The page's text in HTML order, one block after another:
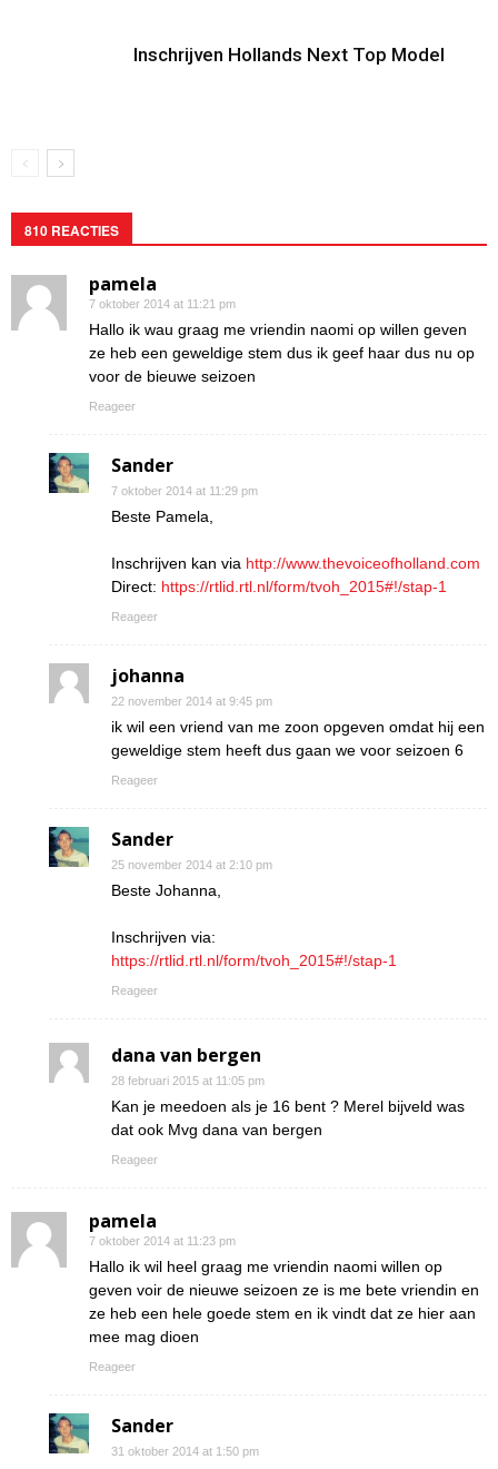
Inschrijven Hollands Next Top Model
810 REACTIES
pamela
7 oktober 2014 at 11:21 pm
Hallo ik wau graag me vriendin naomi op willen geven
ze heb een geweldige stem dus ik geef haar dus nu op
voor de bieuwe seizoen
Reageer
Sander
7 oktober 2014 at 11:29 pm
Beste Pamela,
Inschrijven kan via http://www.thevoiceofholland.com
Direct: https://rtlid.rtl.nl/form/tvoh_2015#!/stap-1
Reageer
johanna
22 november 2014 at 9:45 pm
ik wil een vriend van me zoon opgeven omdat hij een
geweldige stem heeft dus gaan we voor seizoen 6
Reageer
Sander
25 november 2014 at 2:10 pm
Beste Johanna,
Inschrijven via:
https://rtlid.rtl.nl/form/tvoh_2015#!/stap-1
Reageer
dana van bergen
28 februari 2015 at 11:05 pm
Kan je meedoen als je 16 bent ? Merel bijveld was
dat ook Mvg dana van bergen
Reageer
pamela
7 oktober 2014 at 11:23 pm
Hallo ik wil heel graag me vriendin naomi willen op
geven voir de nieuwe seizoen ze is me bete vriendin en
ze heb een hele goede stem en ik vindt dat ze hier aan
mee mag dioen
Reageer
Sander
31 oktober 2014 at 1:50 pm